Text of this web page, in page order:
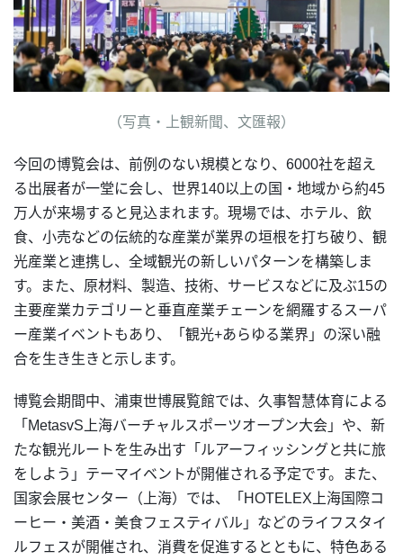
（写真・上観新聞、文匯報）
今回の博覧会は、前例のない規模となり、6000社を超え
る出展者が一堂に会し、世界140以上の国・地域から約45
万人が来場すると見込まれます。現場では、ホテル、飲
食、小売などの伝統的な産業が業界の垣根を打ち破り、観
光産業と連携し、全域観光の新しいパターンを構築しま
す。また、原材料、製造、技術、サービスなどに及ぶ15の
主要産業カテゴリーと垂直産業チェーンを網羅するスーパ
ー産業イベントもあり、「観光+あらゆる業界」の深い融
合を生き生きと示します。
博覧会期間中、浦東世博展覧館では、久事智慧体育による
「MetasvS上海バーチャルスポーツオープン大会」や、新
たな観光ルートを生み出す「ルアーフィッシングと共に旅
をしよう」テーマイベントが開催される予定です。また、
国家会展センター（上海）では、「HOTELEX上海国際コ
ーヒー・美酒・美食フェスティバル」などのライフスタイ
ルフェスが開催され、消費を促進するとともに、特色ある